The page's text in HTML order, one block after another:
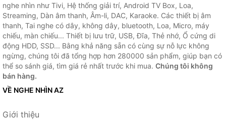
nghe nhìn như Tivi, Hệ thống giải trí, Android TV Box, Loa,
Streaming, Dàn âm thanh, Âm-li, DAC, Karaoke. Các thiết bị âm
thanh, Tai nghe có dây, không dây, bluetooth, Loa, Micro, máy
chiếu, màn chiếu... Thiết bị lưu trữ, USB, Đĩa, Thẻ nhớ, Ổ cứng di
động HDD, SSD... Bằng khả năng sẵn có cùng sự nỗ lực không
ngừng, chúng tôi đã tổng hợp hơn 280000 sản phẩm, giúp bạn có
thể so sánh giá, tìm giá rẻ nhất trước khi mua. Chúng tôi không
bán hàng.
VỀ NGHE NHÌN AZ
Giới thiệu